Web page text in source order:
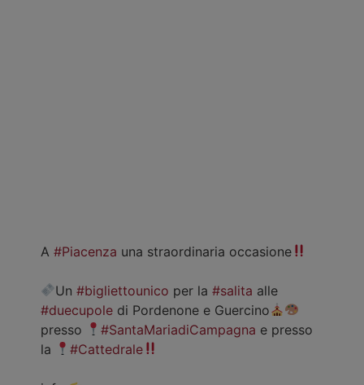
A #Piacenza una straordinaria occasione
Un#bigliettounico per la#salita alle
#duecupole di Pordenone e Guercino
presso
#SantaMariadiCampagna e presso
la
#Cattedrale